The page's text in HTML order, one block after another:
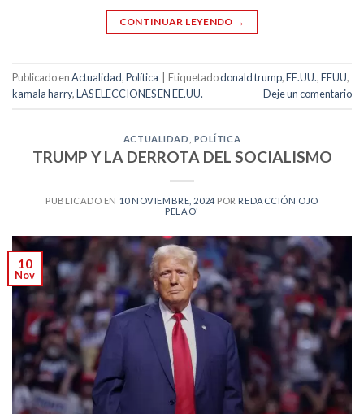
CONTINUAR LEYENDO →
Publicado enActualidad,Política Etiquetadodonald trump,EE.UU.,EEUU,
kamala harry,LAS ELECCIONES EN EE.UU. Deje un comentario
ACTUALIDAD POLÍTICA
TRUMP Y LA DERROTA DEL SOCIALISMO
PUBLICADO EN 10 NOVIEMBRE, 2024 POR REDACCIÓN OJO
PELAO'
10
Nov